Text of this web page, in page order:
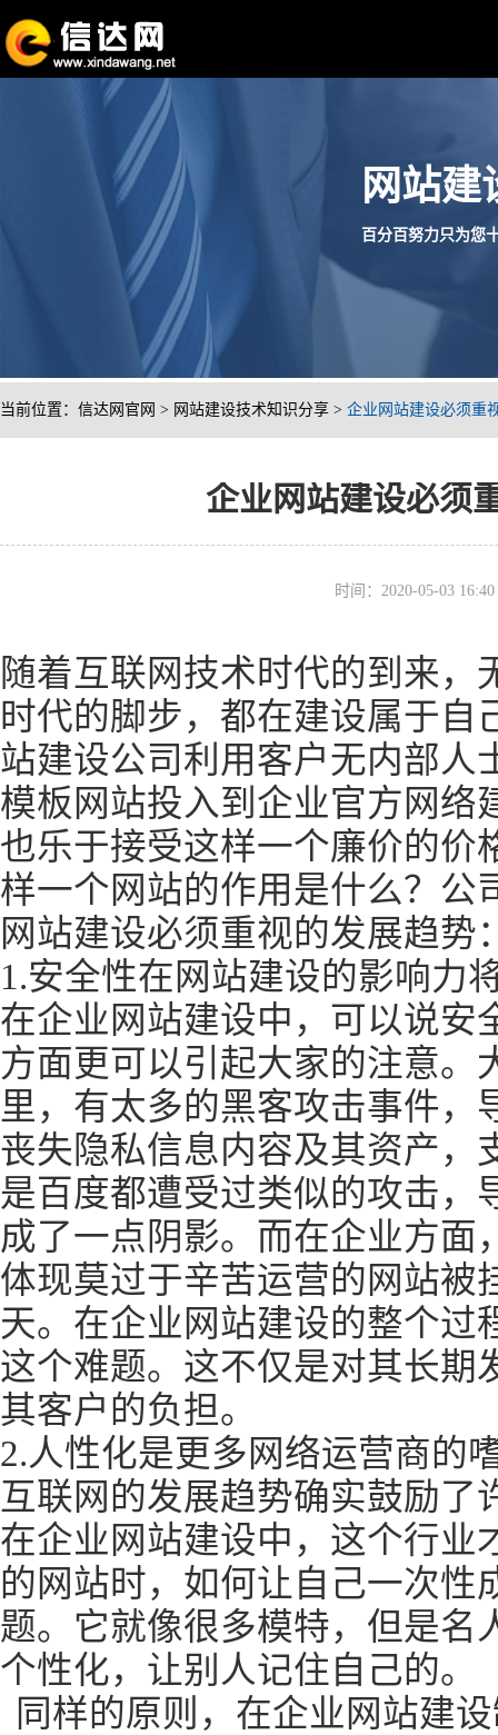
网站建
百分百努力只为您
当前位置： 信达网官网 > 网站建设技术知识分享 > 企业网站建设必须重
企业网站建设必须
时间：2020-05-03
随着互联网技术时代的到来，
时代的脚步，都在建设属于自
站建设公司利用客户无内部人
模板网站投入到企业官方网络
也乐于接受这样一个廉价的价
样一个网站的作用是什么？公
网站建设必须重视的发展趋势
1.安全性在网站建设的影响力
在企业网站建设中，可以说安
方面更可以引起大家的注意。
里，有太多的黑客攻击事件，
丧失隐私信息内容及其资产，
是百度都遭受过类似的攻击，
成了一点阴影。而在企业方面
体现莫过于辛苦运营的网站被
天。在企业网站建设的整个过
这个难题。这不仅是对其长期
其客户的负担。
2.人性化是更多网络运营商的
互联网的发展趋势确实鼓励了
在企业网站建设中，这个行业
的网站时，如何让自己一次性
题。它就像很多模特，但是名
个性化，让别人记住自己的。
同样的原则，在企业网站建